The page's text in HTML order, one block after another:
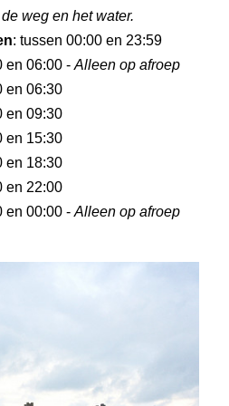
weg en het water.
: tussen 00:00 en 23:59
en 06:00 - Alleen op afroep
en 06:30
en 09:30
en 15:30
en 18:30
en 22:00
en 00:00 - Alleen op afroep